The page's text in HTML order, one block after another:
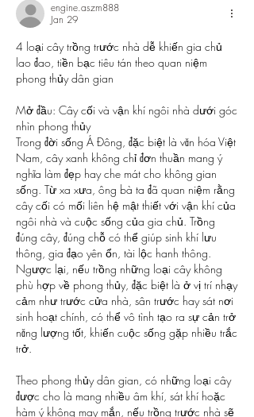
engine.aszm888
Jan 29
4 loại cây trồng trước nhà dễ khiến gia chủ
lao đao, tiền bạc tiêu tán theo quan niệm
phong thủy dân gian
Mở đầu: Cây cối và vận khí ngôi nhà dưới góc
nhìn phong thủy
Trong đời sống Á Đông, đặc biệt là văn hóa Việt
Nam, cây xanh không chỉ đơn thuần mang ý
nghĩa làm đẹp hay che mát cho không gian
sống. Từ xa xưa, ông bà ta đã quan niệm rằng
cây cối có mối liên hệ mật thiết với vận khí của
ngôi nhà và cuộc sống của gia chủ. Trồng
đúng cây, đúng chỗ có thể giúp sinh khí lưu
thông, gia đạo yên ổn, tài lộc hanh thông.
Ngược lại, nếu trồng những loại cây không
phù hợp về phong thủy, đặc biệt là ở vị trí nhạy
cảm như trước cửa nhà, sân trước hay sát nơi
sinh hoạt chính, có thể vô tình tạo ra sự cản trở
năng lượng tốt, khiến cuộc sống gặp nhiều trắc
trở.
Theo phong thủy dân gian, có những loại cây
được cho là mang nhiều âm khí, sát khí hoặc
hàm ý không may mắn, nếu trồng trước nhà sẽ